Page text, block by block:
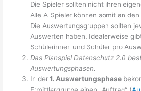
Die Spieler sollten nicht ihren
Alle A-Spieler können somit an
Die Auswertungsgruppen sollten
Auswerten haben. Idealerweise
Schülerinnen und Schüler pro
Das Planspiel Datenschutz 2.0
Auswertungsphasen.
In der1. Auswertungsphase